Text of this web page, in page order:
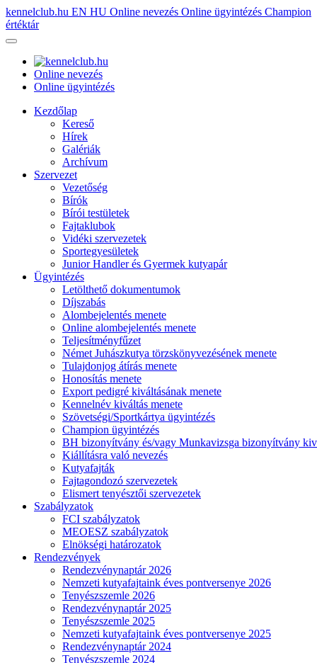
kennelclub.hu EN HU Online nevezés Online ügyintézés Champion
értéktár
Online nevezés
Online ügyintézés
Kezdőlap
Kereső
Hírek
Galériák
Archívum
Szervezet
Vezetőség
Bírók
Bírói testületek
Fajtaklubok
Vidéki szervezetek
Sportegyesületek
Junior Handler és Gyermek kutyapár
Ügyintézés
Letölthető dokumentumok
Díjszabás
Alombejelentés menete
Online alombejelentés menete
Teljesítményfűzet
Német Juhászkutya törzskönyvezésének menete
Tulajdonjog átírás menete
Honosítás menete
Export pedigré kiváltásának menete
Kennelnév kiváltás menete
Szövetségi/Sportkártya ügyintézés
Champion ügyintézés
BH bizonyítvány és/vagy Munkavizsga bizonyítvány
Kiállításra való nevezés
Kutyafajták
Fajtagondozó szervezetek
Elismert tenyésztői szervezetek
Szabályzatok
FCI szabályzatok
MEOESZ szabályzatok
Elnökségi határozatok
Rendezvények
Rendezvénynaptár 2026
Nemzeti kutyafajtaink éves pontversenye 2026
Tenyészszemle 2026
Rendezvénynaptár 2025
Tenyészszemle 2025
Nemzeti kutyafajtaink éves pontversenye 2025
Rendezvénynaptár 2024
Tenyészszemle 2024